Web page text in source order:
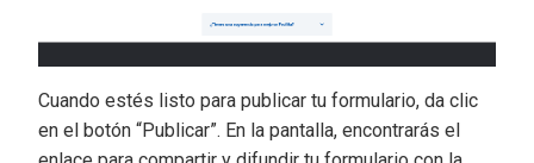
Cuando estés listo para publicar tu formulario, da clic
en el botón “Publicar”. En la pantalla, encontrarás el